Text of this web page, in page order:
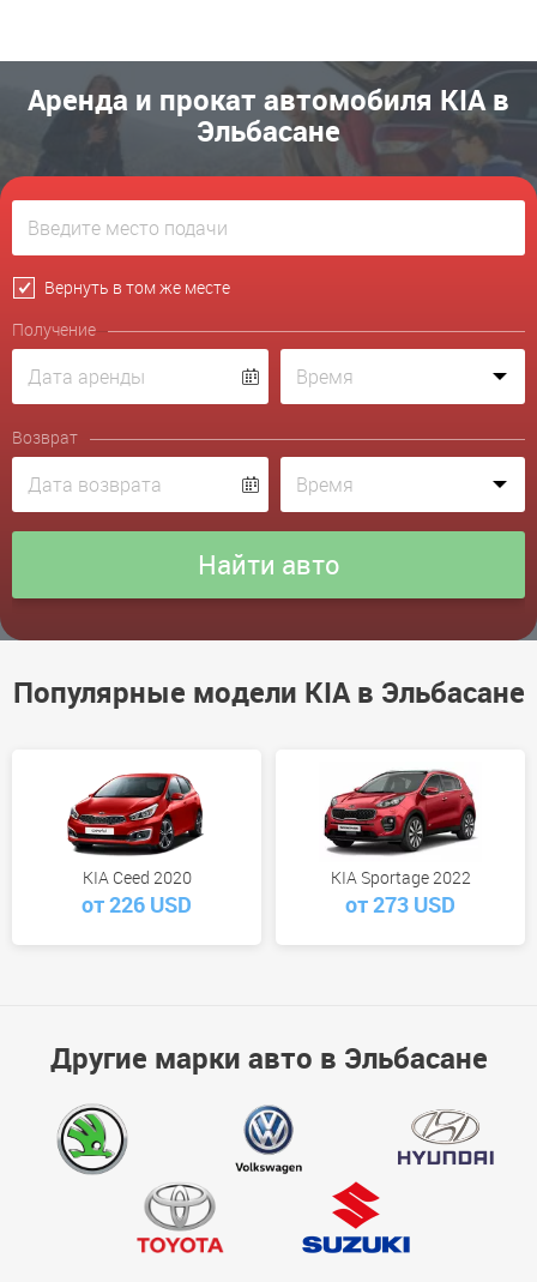
Аренда и прокат автомобиля KIA в
Эльбасане
Вернуть в том же месте
Получение
Возврат
Популярные модели KIA в Эльбасане
KIA Ceed 2020
от 226 USD
KIA Sportage 2022
от 273 USD
Другие марки авто в Эльбасане